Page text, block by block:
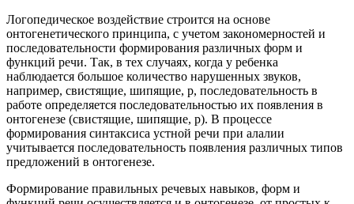
Логопедическое воздействие строится на основе
онтогенетического принципа, с учетом закономерностей и
последовательности формирования различных форм и
функций речи. Так, в тех случаях, когда у ребенка
наблюдается большое количество нарушенных звуков,
например, свистящие, шипящие, р, последовательность в
работе определяется последовательностью их появления в
онтогенезе (свистящие, шипящие, р). В процессе
формирования синтаксиса устной речи при алалии
учитывается последовательность появления различных типов
предложений в онтогенезе.
Формирование правильных речевых навыков, форм и